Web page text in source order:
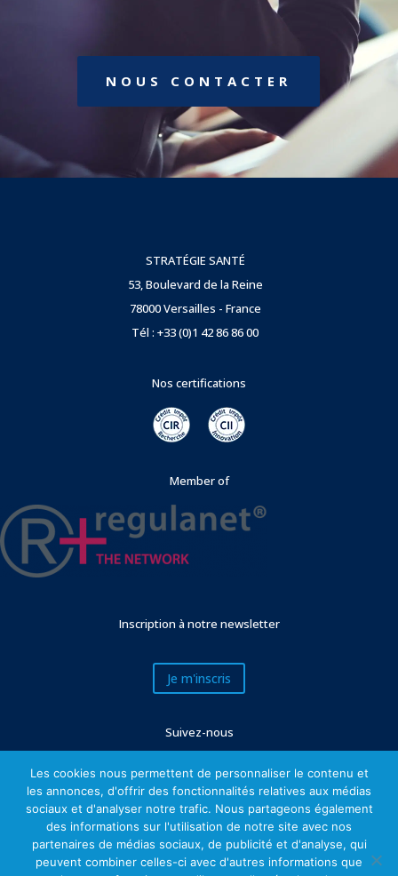
NOUS CONTACTER
STRATÉGIE SANTÉ
53, Boulevard de la Reine
78000 Versailles - France
Tél : +33 (0)1 42 86 86 00
Nos certifications
Member of
Inscription à notre newsletter
Je m'inscris
Suivez-nous
Les cookies nous permettent de personnaliser le contenu et
les annonces, d'offrir des fonctionnalités relatives aux médias
sociaux et d'analyser notre trafic. Nous partageons également
des informations sur l'utilisation de notre site avec nos
partenaires de médias sociaux, de publicité et d'analyse, qui
peuvent combiner celles-ci avec d'autres informations que